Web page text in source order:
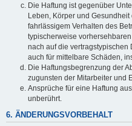
Die Haftung ist gegenüber
Leben, Körper und
fahrlässigem Verhalten des
typischerweise
nach auf die vertragstypischen
auch für mittelbare Schäden,
Die Haftungsbegrenzung der
zugunsten der Mitarbeiter und
Ansprüche für eine Haftung
unberührt.
6. ÄNDERUNGSVORBEHALT